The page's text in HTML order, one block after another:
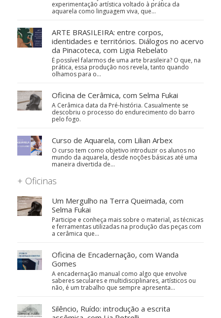
experimentação artística voltado à prática da
aquarela como linguagem viva, que…
ARTE BRASILEIRA: entre corpos,
identidades e territórios. Diálogos no acervo
da Pinacoteca, com Ligia Rebelato
É possível falarmos de uma arte brasileira? O que, na
prática, essa produção nos revela, tanto quando
olhamos para o…
Oficina de Cerâmica, com Selma Fukai
A Cerâmica data da Pré-história. Casualmente se
descobriu o processo do endurecimento do barro
pelo fogo.
Curso de Aquarela, com Lilian Arbex
O curso tem como objetivo introduzir os alunos no
mundo da aquarela, desde noções básicas até uma
maneira divertida de…
+ Oficinas
Um Mergulho na Terra Queimada, com
Selma Fukai
Participe e conheça mais sobre o material, as técnicas
e ferramentas utilizadas na produção das peças com
a cerâmica que…
Oficina de Encadernação, com Wanda
Gomes
A encadernação manual como algo que envolve
saberes seculares e multidisciplinares, artísticos ou
não, é um trabalho que sempre apresenta…
Silêncio, Ruído: introdução a escrita